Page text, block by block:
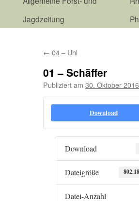
Jagdzeitung
← 04 – Uhl
01 – Schäffer
Publiziert am 30. Oktober 2016
Download
Download
Dateigröße
Datei-Anzahl